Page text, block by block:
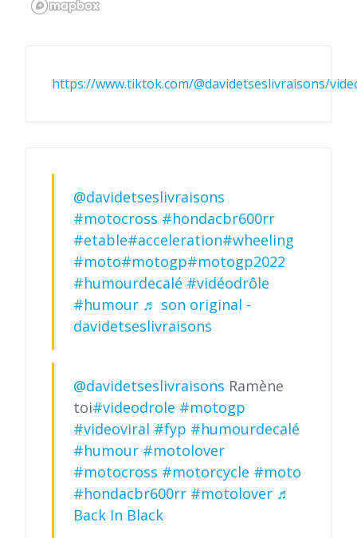
https://www.tiktok.com/@davidetseslivraisons/
@davidetseslivraisons
#motocross #hondacbr600rr
#etable#acceleration#wheeling
#moto#motogp#motogp2022
#humourdecalé #vidéodrôle
#humour ♬ son original -
davidetseslivraisons
@davidetseslivraisons Ramène
toi#videodrole #motogp
#videoviral #fyp #humourdecalé
#humour #motolover
#motocross #motorcycle #moto
#hondacbr600rr #motolover ♬
Back In Black